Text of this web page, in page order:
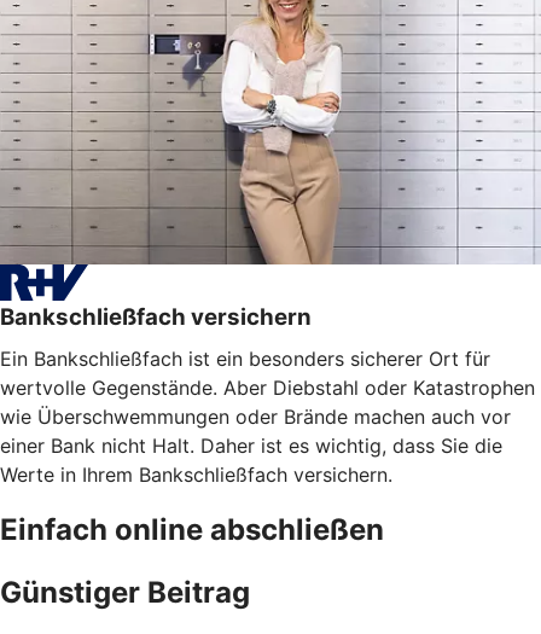
Bankschließfach versichern
Ein Bankschließfach ist ein besonders sicherer Ort für
wertvolle Gegenstände. Aber Diebstahl oder Katastrophen
wie Überschwemmungen oder Brände machen auch vor
einer Bank nicht Halt. Daher ist es wichtig, dass Sie die
Werte in Ihrem Bankschließfach versichern.
Einfach online abschließen
Günstiger Beitrag